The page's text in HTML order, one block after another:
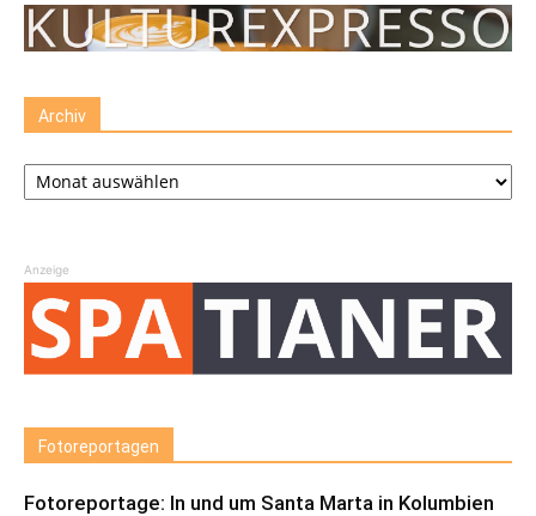
Archiv
Archiv
Anzeige
Fotoreportagen
Fotoreportage: In und um Santa Marta in Kolumbien